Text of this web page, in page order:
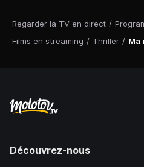
Regarder la TV en direct /
Films en streaming / Thriller / Ma
Découvrez-nous